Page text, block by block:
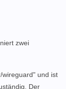
zwei
wireguard" und ist
Der